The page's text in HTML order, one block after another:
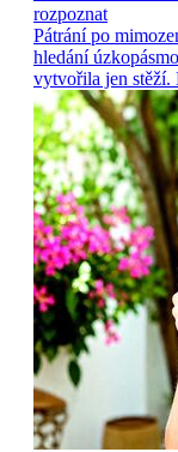
rozpoznat
Pátrání po
hledání
vytvořila jen stěží.